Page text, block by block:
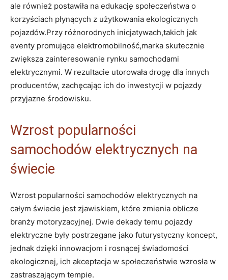
ale również postawiła na⁤ edukację społeczeństwa o
korzyściach płynących z użytkowania ekologicznych
pojazdów.Przy różnorodnych inicjatywach,takich ​jak
eventy‍ promujące elektromobilność,marka‍ skutecznie
zwiększa zainteresowanie rynku⁤ samochodami
elektrycznymi. W rezultacie utorowała drogę dla innych
producentów, zachęcając ich do ⁢inwestycji w‌ pojazdy
przyjazne ‌środowisku.
Wzrost ‌popularności
samochodów elektrycznych na
świecie
Wzrost popularności samochodów ‌elektrycznych na
całym świecie jest zjawiskiem, które ‌zmienia oblicze
branży motoryzacyjnej. Dwie dekady temu pojazdy
elektryczne były postrzegane jako futurystyczny koncept,
jednak dzięki innowacjom i rosnącej świadomości
ekologicznej, ich akceptacja w społeczeństwie wzrosła⁤ w
zastraszającym tempie.